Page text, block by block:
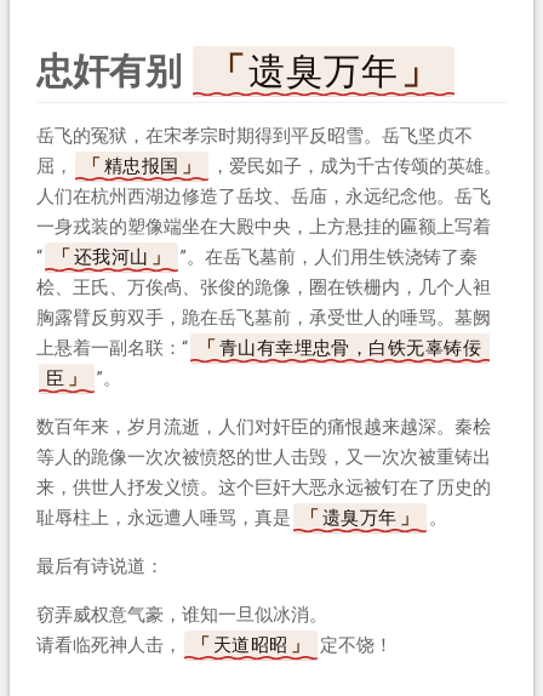
忠奸有别 遗臭万年
岳飞的冤狱，在宋孝宗时期得到平反昭雪。岳飞坚贞不
屈，
精忠报国
，爱民如子，成为千古传颂的英雄。
人们在杭州西湖边修造了岳坟、岳庙，永远纪念他。岳飞
一身戎装的塑像端坐在大殿中央，上方悬挂的匾额上写着
“
还我河山
”。在岳飞墓前，人们用生铁浇铸了秦
桧、王氏、万俟卨、张俊的跪像，圈在铁栅内，几个人袒
胸露臂反剪双手，跪在岳飞墓前，承受世人的唾骂。墓阙
上悬着一副名联：“
青山有幸埋忠骨，白铁无辜铸佞
臣
”。
数百年来，岁月流逝，人们对奸臣的痛恨越来越深。秦桧
等人的跪像一次次被愤怒的世人击毁，又一次次被重铸出
来，供世人抒发义愤。这个巨奸大恶永远被钉在了历史的
耻辱柱上，永远遭人唾骂，真是
遗臭万年 。
最后有诗说道：
窃弄威权意气豪，谁知一旦似冰消。
请看临死神人击，
天道昭昭 定不饶！